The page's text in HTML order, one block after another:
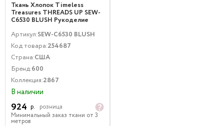
Ткань Хлопок Timeless
Treasures THREADS UP SEW-
C6530 BLUSH Рукоделие
Артикул:SEW-C6530 BLUSH
Код товара:254687
Страна:США
Бренд:600
Коллекция:2867
В наличии
924 р.
розница
Минимальный заказ ткани от 3
метров